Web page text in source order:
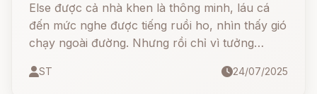
Else được cả nhà khen là thông minh, láu cá
đến mức nghe được tiếng ruồi ho, nhìn thấy gió
chạy ngoài đường. Nhưng rồi chỉ vì tưởng
dao treo tường rơi trúng đầu khi đi lấy bia”, cô
ST 24/07/2025